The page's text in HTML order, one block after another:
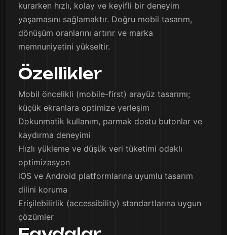
kurarken hızlı, kolay ve keyifli bir deneyim
yaşamasını sağlamaktır. Doğru mobil tasarım,
dönüşüm oranlarını artırır ve marka
memnuniyetini yükseltir.
Özellikler
Mobil öncelikli (mobile-first) arayüz tasarımı;
küçük ekranlara optimize yerleşim
Dokunmatik kullanım, parmak dostu butonlar ve
kaydırma deneyimi
Hızlı yükleme ve düşük veri tüketimi odaklı
optimizasyon
iOS ve Android platformlarına uyumlu tasarım
dilini koruma
Erişilebilirlik (accessibility) standartlarına uygun
çözümler